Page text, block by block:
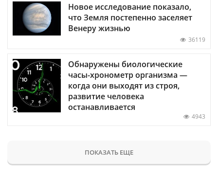
Новое исследование показало,
что Земля постепенно заселяет
Венеру жизнью
36119
Обнаружены биологические
часы-хронометр организма —
когда они выходят из строя,
развитие человека
останавливается
4943
ПОКАЗАТЬ ЕЩЕ